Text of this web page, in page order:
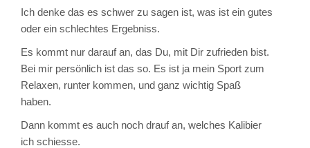
Ich denke das es schwer zu sagen ist, was ist ein gutes
oder ein schlechtes Ergebniss.
Es kommt nur darauf an, das Du, mit Dir zufrieden bist.
Bei mir persönlich ist das so. Es ist ja mein Sport zum
Relaxen, runter kommen, und ganz wichtig Spaß
haben.
Dann kommt es auch noch drauf an, welches Kalibier
ich schiesse.